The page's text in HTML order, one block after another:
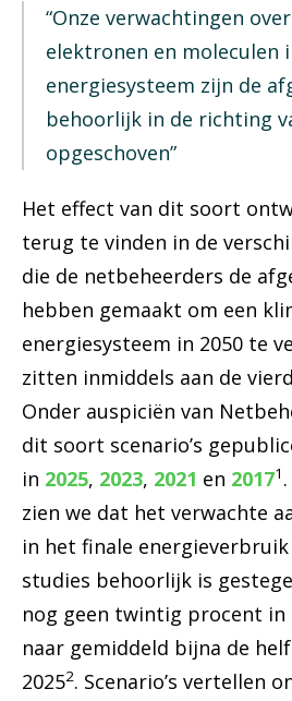
“Onze verwachtingen
elektronen en moleculen
energiesysteem zijn de
behoorlijk in de richting
opgeschoven”
Het effect van dit soort
terug te vinden in de
die de netbeheerders de
hebben gemaakt om een
energiesysteem in 2050 te
zitten inmiddels aan de
Onder auspiciën van
dit soort scenario’s
in 2025, 2023, 2021 en 20171
zien we dat het verwachte
in het finale energieverbruik
studies behoorlijk is
nog geen twintig procent in
naar gemiddeld bijna de
20252. Scenario’s vertellen